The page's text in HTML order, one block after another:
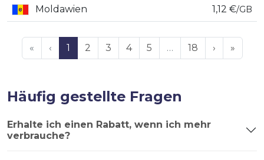
Moldawien 1,12 €/GB
« ‹ 1 2 3 4 5 … 18 › »
Häufig gestellte Fragen
Erhalte ich einen Rabatt, wenn ich mehr
verbrauche?